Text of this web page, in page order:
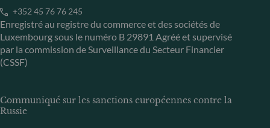
+352 45 76 76 245
Enregistré au registre du commerce et des sociétés de
Luxembourg sous le numéro B 29891 Agréé et supervisé
par la commission de Surveillance du Secteur Financier
(CSSF)
Communiqué sur les sanctions européennes contre la
Russie